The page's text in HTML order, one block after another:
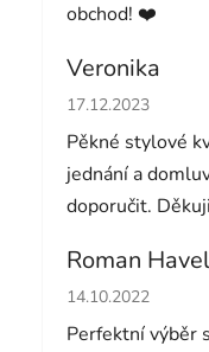
obchod! ❤️
Veronika
Hodnocení
17.12.2023
Pěkné stylové
jednání a
doporučit.
Roman Havel
Hodnocení
14.10.2022
Perfektní výběr